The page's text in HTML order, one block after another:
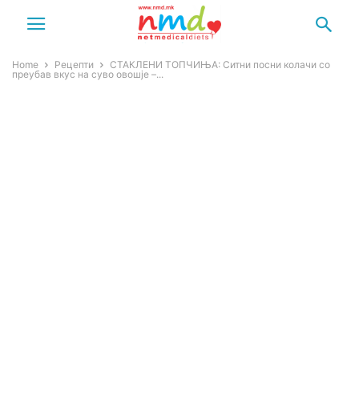
Home Рецепти
СТАКЛЕНИ ТОПЧИЊА: Ситни посни колачи со
преубав вкус на суво овошје –...